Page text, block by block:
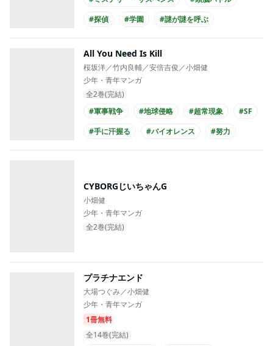
#探偵
#学園 #謎が謎を呼ぶ
All You Need Is Kill
桜坂洋／竹内良輔／安倍吉俊／小畑健
少年・青年マンガ
全2巻(完結)
#軍事戦争
#地球侵略 #超常現象
#SF
#手に汗握る
#バイオレンス
#努力
CYBORGじいちゃんG
小畑健
少年・青年マンガ
全2巻(完結)
プラチナエンド
大場つぐみ／小畑健
少年・青年マンガ
1冊無料
全14巻(完結)